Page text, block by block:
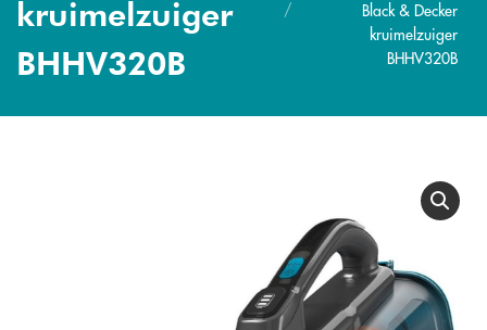
kruimelzuiger
BHHV320B
Black & Decker
kruimelzuiger
BHHV320B